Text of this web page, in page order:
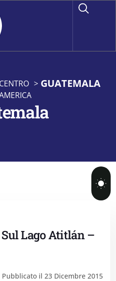
CENTRO > GUATEMALA
Lago Atitlán –
Pubblicato il 23 Dicembre 2015